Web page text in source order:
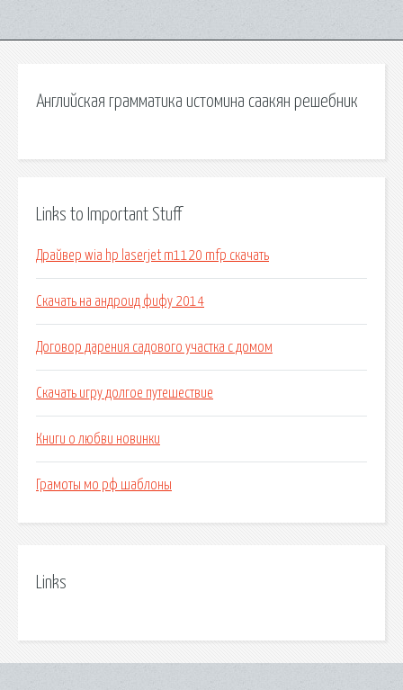
Английская грамматика истомина саакян решебник
Links to Important Stuff
Драйвер wia hp laserjet m1120 mfp скачать
Скачать на андроид фифу 2014
Договор дарения садового участка с домом
Скачать игру долгое путешествие
Книги о любви новинки
Грамоты мо рф шаблоны
Links